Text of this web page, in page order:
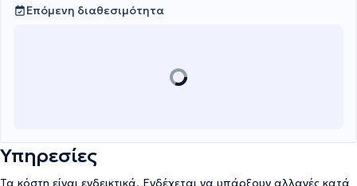
Επόμενη διαθεσιμότητα
Υπηρεσίες
Τα κόστη είναι ενδεικτικά. Ενδέχεται να υπάρξουν αλλαγές κατά